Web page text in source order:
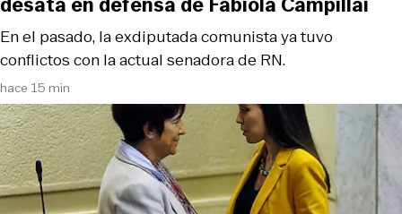
hace 15 min
En el pasado, la exdiputada comunista ya tuvo
conflictos con la actual senadora de RN.